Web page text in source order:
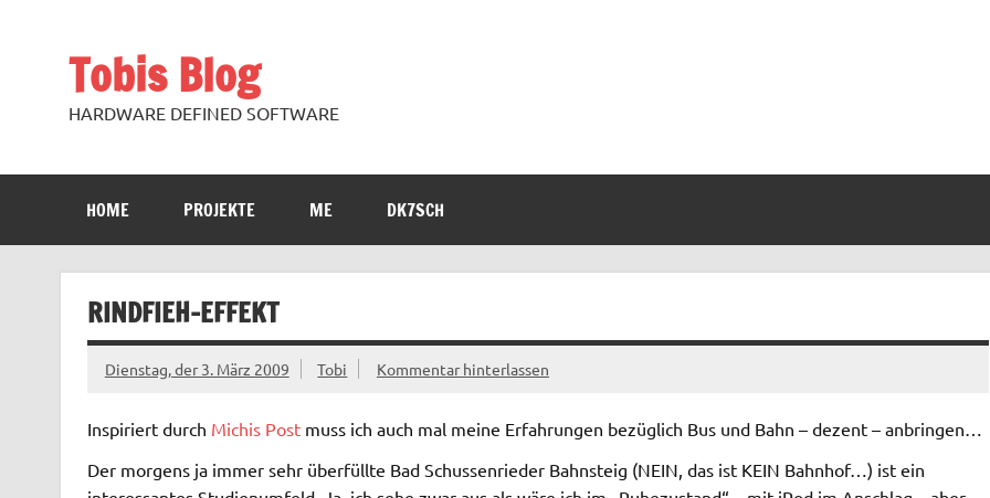
Tobis Blog
HARDWARE DEFINED SOFTWARE
HOME PROJEKTE ME DK7SCH
RINDFIEH-EFFEKT
Dienstag, der 3. März 2009 Tobi Kommentar hinterlassen
Inspiriert durch Michis Postmuss ich auch mal meine Erfahrungen bezüglich Bus und Bahn – dezent – anbringen…
Der morgens ja immer sehr überfüllte Bad Schussenrieder Bahnsteig (NEIN, das ist KEIN Bahnhof…) ist ein